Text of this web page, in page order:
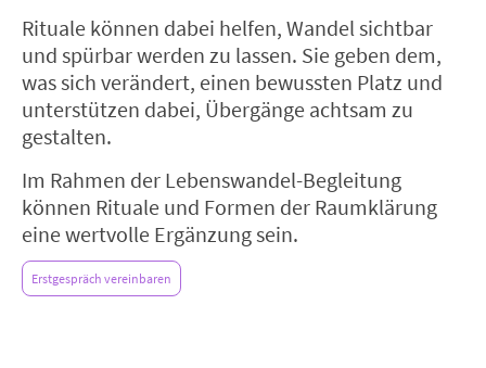
Rituale können dabei helfen, Wandel sichtbar
und spürbar werden zu lassen. Sie geben dem,
was sich verändert, einen bewussten Platz und
unterstützen dabei, Übergänge achtsam zu
gestalten.
Im Rahmen der Lebenswandel-Begleitung
können Rituale und Formen der Raumklärung
eine wertvolle Ergänzung sein.
Erstgespräch vereinbaren